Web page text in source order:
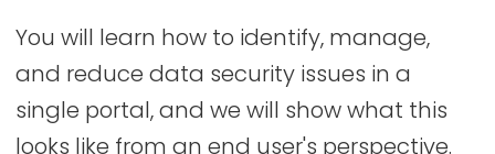
You will learn how to identify, manage,
and reduce data security issues in a
single portal, and we will show what this
looks like from an end user's perspective.